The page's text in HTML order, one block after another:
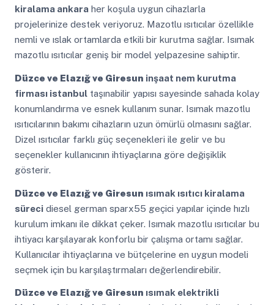
kiralama ankaraher koşula uygun cihazlarla
projelerinize destek veriyoruz. Mazotlu ısıtıcılar özellikle
nemli ve ıslak ortamlarda etkili bir kurutma sağlar. Isımak
mazotlu ısıtıcılar geniş bir model yelpazesine sahiptir.
Düzce ve Elazığ ve Giresun inşaat nem kurutma
firması istanbultaşınabilir yapısı sayesinde sahada kolay
konumlandırma ve esnek kullanım sunar. Isımak mazotlu
ısıtıcılarının bakımı cihazların uzun ömürlü olmasını sağlar.
Dizel ısıtıcılar farklı güç seçenekleri ile gelir ve bu
seçenekler kullanıcının ihtiyaçlarına göre değişiklik
gösterir.
Düzce ve Elazığ ve Giresun ısımak ısıtıcı kiralama
sürecidiesel german sparx55 geçici yapılar içinde hızlı
kurulum imkanı ile dikkat çeker. Isımak mazotlu ısıtıcılar bu
ihtiyacı karşılayarak konforlu bir çalışma ortamı sağlar.
Kullanıcılar ihtiyaçlarına ve bütçelerine en uygun modeli
seçmek için bu karşılaştırmaları değerlendirebilir.
Düzce ve Elazığ ve Giresun ısımak elektrikli